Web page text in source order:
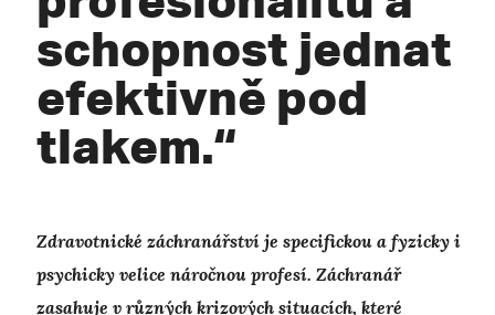
schopnost jednat
efektivně pod
tlakem.“
Zdravotnické záchranářství je specifickou a fyzicky i
psychicky velice náročnou profesí. Záchranář
zasahuje v různých krizových situacích, které